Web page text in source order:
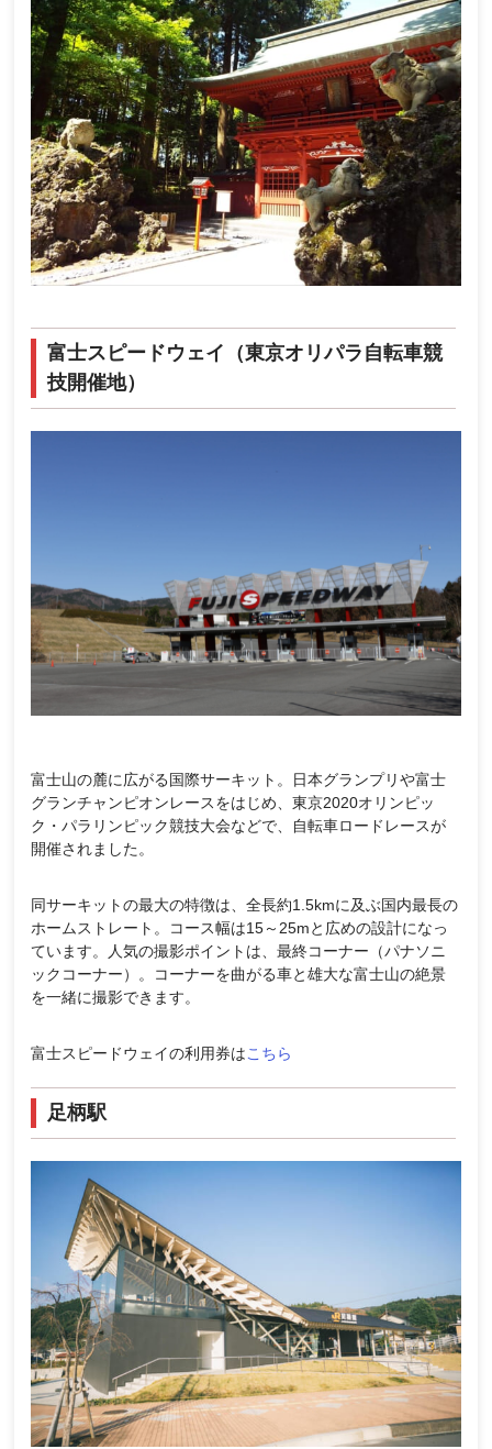
富士スピードウェイ（東京オリパラ自転車競
技開催地）
富士山の麓に広がる国際サーキット。日本グランプリや富士
グランチャンピオンレースをはじめ、東京2020オリンピッ
ク・パラリンピック競技大会などで、自転車ロードレースが
開催されました。
同サーキットの最大の特徴は、全長約1.5kmに及ぶ国内最長の
ホームストレート。コース幅は15～25mと広めの設計になっ
ています。人気の撮影ポイントは、最終コーナー（パナソニ
ックコーナー）。コーナーを曲がる車と雄大な富士山の絶景
を一緒に撮影できます。
富士スピードウェイの利用券はこちら
足柄駅